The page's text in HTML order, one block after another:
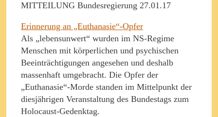
MITTEILUNG Bundesregierung 27.01.17
Erinnerung an „Euthanasie“-Opfer
Als „lebensunwert“ wurden im NS-Regime
Menschen mit körperlichen und psychischen
Beeinträchtigungen angesehen und deshalb
massenhaft umgebracht. Die Opfer der
„Euthanasie“-Morde standen im Mittelpunkt der
diesjährigen Veranstaltung des Bundestags zum
Holocaust-Gedenktag.